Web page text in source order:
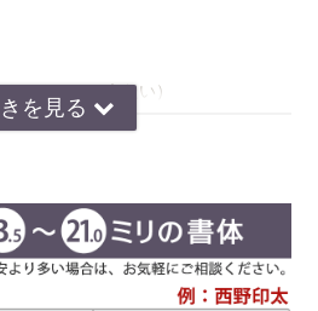
んてんいんそうたい）
のが難しいのですが、独自の作風で文
曲げ、空間を埋めるデザインが特徴で
基調の印影は、気品があり上品な印象で
西野センスで全体のバランスを整え枠内